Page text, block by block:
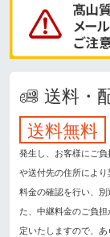
送料・
送料無料
発生し、お客様にご
や送付先の住所によ
料金の確認を行い、
た、中継料金のご負
定いたしますので、あ